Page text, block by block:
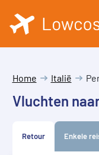
Home Italië
Vluchten
Retour Enkele